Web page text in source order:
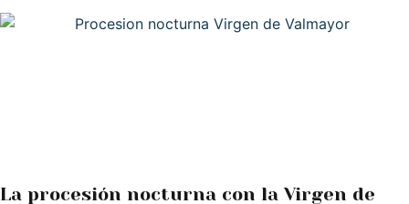
La procesión nocturna con la Virgen de